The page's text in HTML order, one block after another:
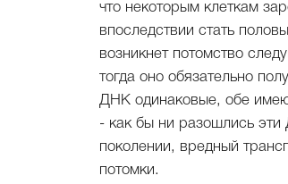
что некоторым клеткам
впоследствии стать
возникнет потомство
тогда оно обязательно
ДНК одинаковые, обе
- как бы ни разошлись
поколении, вредный
потомки.